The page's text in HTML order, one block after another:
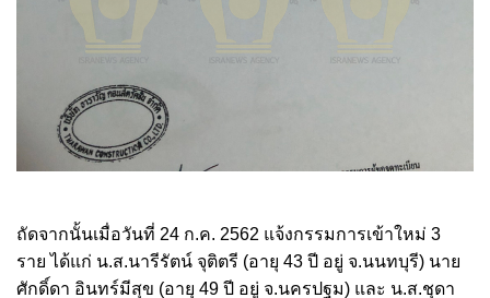
ถัดจากนั้นเมื่อวันที่ 24 ก.ค. 2562 แจ้งกรรมการเข้าใหม่ 3
ราย ได้แก่ น.ส.นารีรัตน์ จุติตรี (อายุ 43 ปี อยู่ จ.นนทบุรี) นาย
ศักดิ์ดา อินทร์มีสุข (อายุ 49 ปี อยู่ จ.นครปฐม) และ น.ส.ชุดา